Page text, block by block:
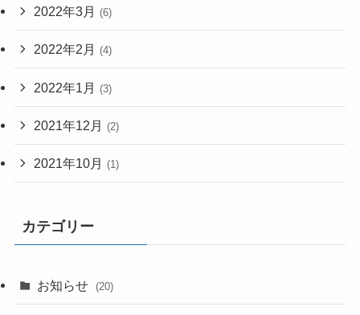
2022年3月 (6)
2022年2月 (4)
2022年1月 (3)
2021年12月 (2)
2021年10月 (1)
カテゴリー
お知らせ (20)